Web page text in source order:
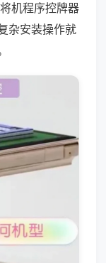
机程序控牌器
杂安装操作就